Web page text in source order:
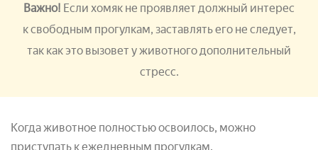
Важно! Если хомяк не проявляет должный интерес
к свободным прогулкам, заставлять его не следует,
так как это вызовет у животного дополнительный
стресс.
Когда животное полностью освоилось, можно
приступать к ежедневным прогулкам.